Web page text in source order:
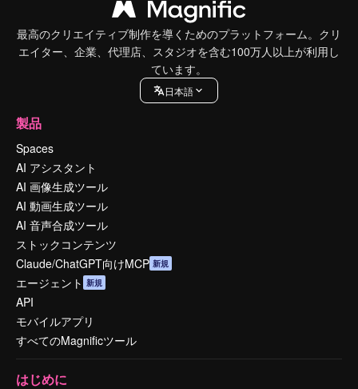
最高のクリエイティブ制作を導くためのプラットフォーム。クリ
エイター、企業、代理店、スタジオを含む100万人以上が利用し
ています。
日本語
製品
Spaces
AI アシスタント
AI 画像生成ツール
AI 動画生成ツール
AI 音声合成ツール
ストックコンテンツ
Claude/ChatGPT向けMCP 新規
エージェント 新規
API
モバイルアプリ
すべてのMagnificツール
はじめに